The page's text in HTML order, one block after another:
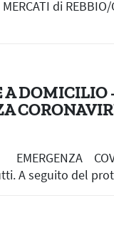
di
A DOMICILIO
A seguito del